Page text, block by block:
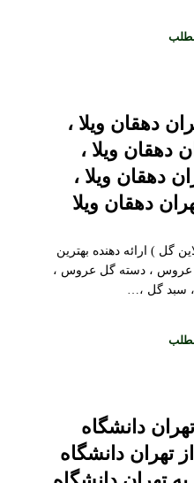
مطلب
دهقان ویلا ،
دهقان ویلا ،
دهقان ویلا ،
دهقان ویلا
گل ) ارائه دهنده بهترین
عروس ، دسته گل عروس ،
، سبد گل ،…
مطلب
دانشگاه
تهران دانشگاه